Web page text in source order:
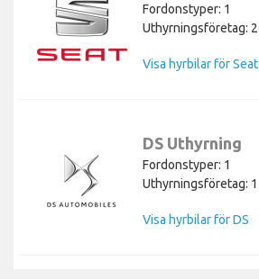
Fordonstyper: 1
Uthyrningsföretag: 2
Visa hyrbilar för Seat
DS Uthyrning
Fordonstyper: 1
Uthyrningsföretag: 1
Visa hyrbilar för DS